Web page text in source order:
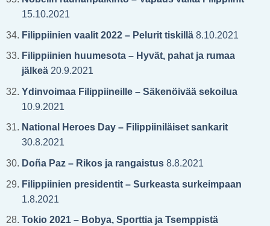
15.10.2021
Filippiinien vaalit 2022 – Pelurit tiskillä8.10.2021
Filippiinien huumesota – Hyvät, pahat ja rumaa
jälkeä20.9.2021
Ydinvoimaa Filippiineille – Säkenöivää sekoilua
10.9.2021
National Heroes Day – Filippiiniläiset sankarit
30.8.2021
Doña Paz – Rikos ja rangaistus8.8.2021
Filippiinien presidentit – Surkeasta surkeimpaan
1.8.2021
Tokio 2021 – Bobya, Sporttia ja Tsemppistä